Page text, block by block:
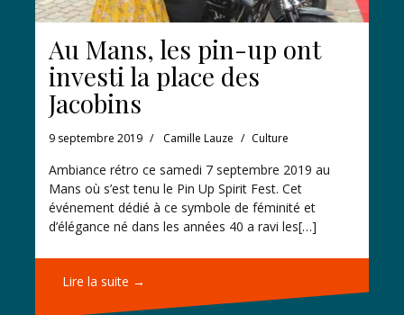
Au Mans, les pin-up ont
investi la place des
Jacobins
9 septembre 2019 Camille Lauze Culture
Ambiance rétro ce samedi 7 septembre 2019 au
Mans où s’est tenu le Pin Up Spirit Fest. Cet
événement dédié à ce symbole de féminité et
d’élégance né dans les années 40 a ravi les[…]
Lire la suite →